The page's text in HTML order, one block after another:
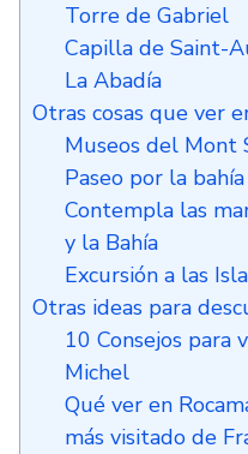
Torre de Gabriel
Capilla de Saint-
La Abadía
Otras cosas que ver
Museos del Mont
Paseo por la
Contempla las
y la Bahía
Excursión a las
Otras ideas para
10 Consejos para
Michel
Qué ver en
más visitado de